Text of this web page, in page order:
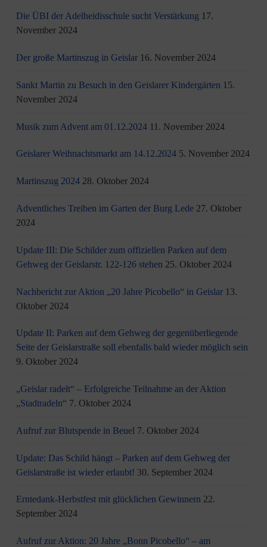
Die ÜBI der Adelheidisschule sucht Verstärkung 17.
November 2024
Der große Martinszug in Geislar 16. November 2024
Sankt Martin zu Besuch in den Geislarer Kindergärten 15.
November 2024
Musik zum Advent am 01.12.2024 11. November 2024
Geislarer Weihnachtsmarkt am 14.12.2024 5. November 2024
Martinszug 2024 28. Oktober 2024
Adventliches Treiben im Garten der Burg Lede 27. Oktober
2024
Update III: Die Schilder zum offiziellen Parken auf dem
Gehweg der Geislarstr. 122-126 stehen 25. Oktober 2024
Nachbericht zur Aktion „20 Jahre Picobello“ in Geislar 13.
Oktober 2024
Update II: Parken auf dem Gehweg der gegenüberliegende
Seite der Geislarstraße soll ebenfalls bald wieder möglich sein
9. Oktober 2024
„Geislar radelt“ – Erfolgreiche Teilnahme an der Aktion
„Stadtradeln“ 7. Oktober 2024
Aufruf zur Blutspende in Beuel 7. Oktober 2024
Update: Das Schild hängt – Parken auf dem Gehweg der
Geislarstraße ist wieder erlaubt! 30. September 2024
Erntedank-Herbstfest mit glücklichen Gewinnern 22.
September 2024
Aufruf zur Aktion: 20 Jahre „Bonn Picobello“ – am